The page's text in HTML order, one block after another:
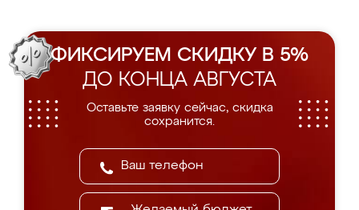
ФИКСИРУЕМ СКИДКУ В 5%
ДО КОНЦА АВГУСТА
Оставьте заявку сейчас, скидка
сохранится.